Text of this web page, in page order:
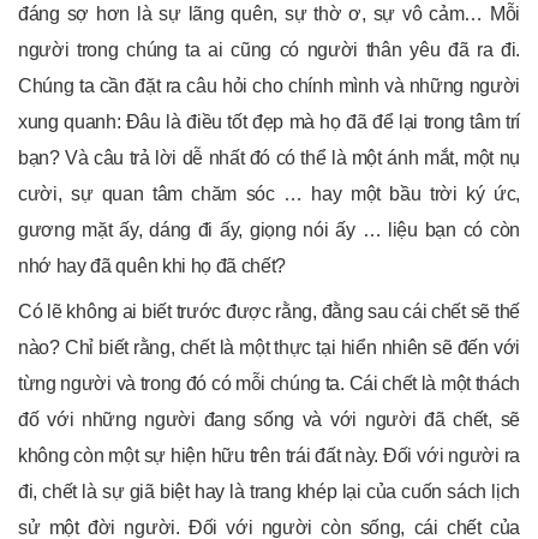
đáng sợ hơn là sự lãng quên, sự thờ ơ, sự vô cảm… Mỗi
người trong chúng ta ai cũng có người thân yêu đã ra đi.
Chúng ta cần đặt ra câu hỏi cho chính mình và những người
xung quanh: Đâu là điều tốt đẹp mà họ đã để lại trong tâm trí
bạn? Và câu trả lời dễ nhất đó có thể là một ánh mắt, một nụ
cười, sự quan tâm chăm sóc … hay một bầu trời ký ức,
gương mặt ấy, dáng đi ấy, giọng nói ấy … liệu bạn có còn
nhớ hay đã quên khi họ đã chết?
Có lẽ không ai biết trước được rằng, đằng sau cái chết sẽ thế
nào? Chỉ biết rằng, chết là một thực tại hiển nhiên sẽ đến với
từng người và trong đó có mỗi chúng ta. Cái chết là một thách
đố với những người đang sống và với người đã chết, sẽ
không còn một sự hiện hữu trên trái đất này. Đối với người ra
đi, chết là sự giã biệt hay là trang khép lại của cuốn sách lịch
sử một đời người. Đối với người còn sống, cái chết của